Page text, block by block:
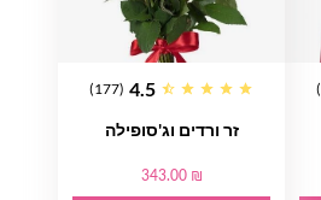
4.5
(177)
זר ורדים וג'סופילה
343.00 ₪